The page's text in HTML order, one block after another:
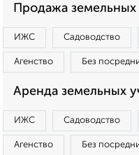
Продажа земельных
ИЖС Садоводство
Агенство Без
Аренда земельных
ИЖС Садоводство
Агенство Без